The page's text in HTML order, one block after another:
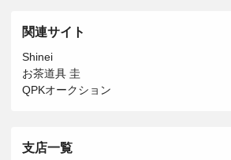
関連サイト
Shinei
お茶道具 圭
QPKオークション
支店一覧